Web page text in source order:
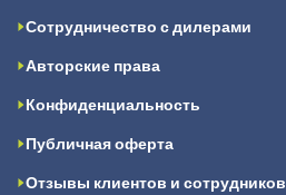
Сотрудничество с дилерами
Авторские права
Конфиденциальность
Публичная оферта
Отзывы клиентов и сотрудников